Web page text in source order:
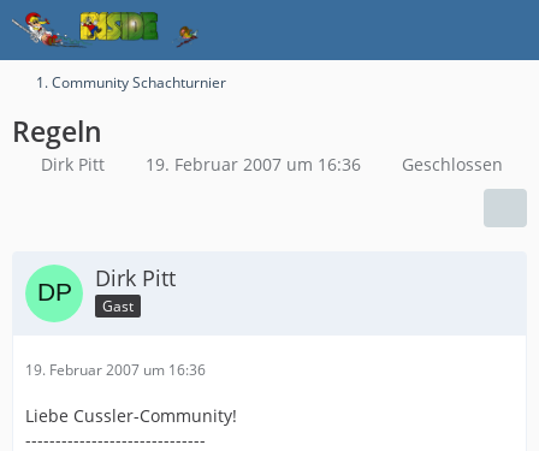
1. Community Schachturnier
Regeln
Dirk Pitt 19. Februar 2007 um 16:36 Geschlossen
Dirk Pitt
Gast
19. Februar 2007 um 16:36
Liebe Cussler-Community!
------------------------------